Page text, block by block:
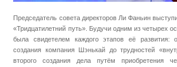
Председатель совета директоров Ли Фаньин
«Тридцатилетний путь». Будучи одним из четырех
была свидетелем каждого этапов её развития:
создания компания Шэнькай до трудностей
второго создания дела путём приобретения